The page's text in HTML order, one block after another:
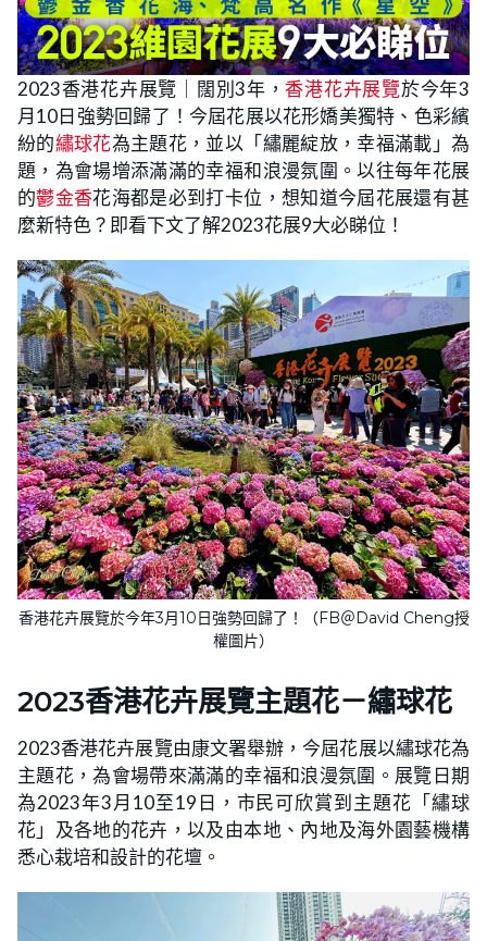
2023香港花卉展覽｜闊別3年，香港花卉展覽於今年3
月10日強勢回歸了！今屆花展以花形嬌美獨特、色彩繽
紛的繡球花為主題花，並以「繡麗綻放，幸福滿載」為
題，為會場增添滿滿的幸福和浪漫氛圍。以往每年花展
的鬱金香花海都是必到打卡位，想知道今屆花展還有甚
麼新特色？即看下文了解2023花展9大必睇位！
香港花卉展覽於今年3月10日強勢回歸了！（FB＠David Cheng授
權圖片）
2023香港花卉展覽主題花－繡球花
2023香港花卉展覽由康文署舉辦，今屆花展以繡球花為
主題花，為會場帶來滿滿的幸福和浪漫氛圍。展覽日期
為2023年3月10至19日，市民可欣賞到主題花「繡球
花」及各地的花卉，以及由本地、內地及海外園藝機構
悉心栽培和設計的花壇。